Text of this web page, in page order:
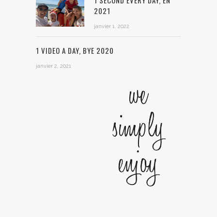
2021
janvier 1, 2022
1 VIDEO A DAY, BYE 2020
janvier 2, 2021